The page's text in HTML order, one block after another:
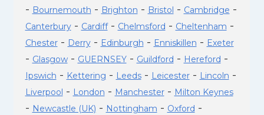
- Bournemouth - Brighton - Bristol - Cambridge -
Canterbury- Cardiff- Chelmsford - Cheltenham -
Chester- Derry- Edinburgh - Enniskillen - Exeter
- Glasgow- GUERNSEY- Guildford - Hereford -
Ipswich - Kettering - Leeds- Leicester- Lincoln -
Liverpool - London - Manchester- Milton Keynes
- Newcastle (UK) - Nottingham - Oxford -